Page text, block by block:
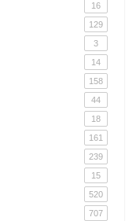
16
129
3
14
158
44
18
161
239
15
520
707